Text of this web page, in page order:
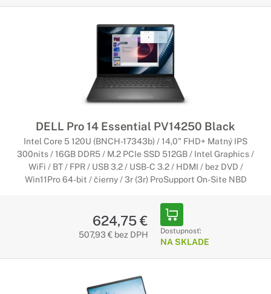
DELL Pro 14 Essential PV14250 Black
Intel Core 5 120U (BNCH-17343b) / 14,0" FHD+ Matný IPS
300nits / 16GB DDR5 / M.2 PCIe SSD 512GB / Intel Graphics /
WiFi / BT / FPR / USB 3.2 / USB-C 3.2 / HDMI / bez DVD /
Win11Pro 64-bit / čierny / 3r (3r) ProSupport On-Site NBD
624,75 €
507,93 € bez DPH Dostupnosť:
NA SKLADE